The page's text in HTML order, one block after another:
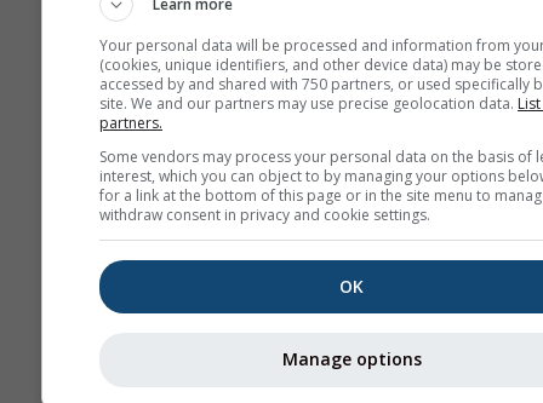
Your personal data will be processed and information from
(cookies, unique identifiers, and other device data) may be
accessed by and shared with 750 partners, or used specifically
site. We and our partners may use precise geolocation data.
partners.
Some vendors may process your personal data on the basis of
interest, which you can object to by managing your options
for a link at the bottom of this page or in the site menu to
withdraw consent in privacy and cookie settings.
OK
Manage options